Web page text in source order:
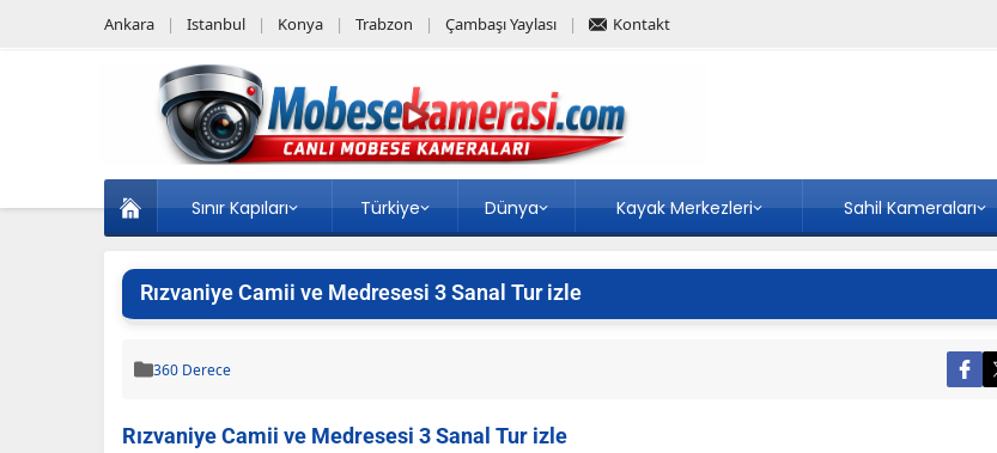
Ankara Istanbul Konya Trabzon Çambaşı Yaylası Kontakt
Sınır Kapıları Türkiye Dünya Kayak Merkezleri Sahil Kameraları
Rızvaniye Camii ve Medresesi 3 Sanal Tur izle
360 Derece
Rızvaniye Camii ve Medresesi 3 Sanal Tur izle